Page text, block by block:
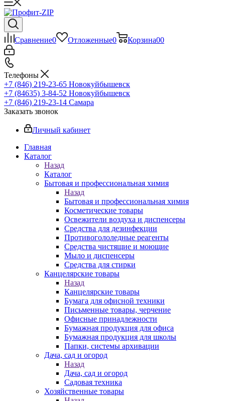
Сравнение0 Отложенные0 Корзина00
Телефоны
+7 (846) 219-23-65 Новокуйбышевск
+7 (84635) 3-84-52 Новокуйбышевск
+7 (846) 219-23-14 Самара
Заказать звонок
Личный кабинет
Главная
Каталог
Назад
Каталог
Бытовая и профессиональная химия
Назад
Бытовая и профессиональная химия
Косметические товары
Освежители воздуха и диспенсеры
Средства для дезинфекции
Противогололедные реагенты
Средства чистящие и моющие
Мыло и диспенсеры
Средства для стирки
Канцелярские товары
Назад
Канцелярские товары
Бумага для офисной техники
Письменные товары, черчение
Офисные принадлежности
Бумажная продукция для офиса
Бумажная продукция для школы
Папки, системы архивации
Дача, сад и огород
Назад
Дача, сад и огород
Садовая техника
Хозяйственные товары